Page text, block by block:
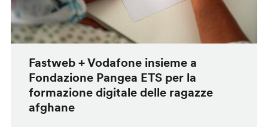
Fastweb + Vodafone insieme a
Fondazione Pangea ETS per la
formazione digitale delle ragazze
afghane